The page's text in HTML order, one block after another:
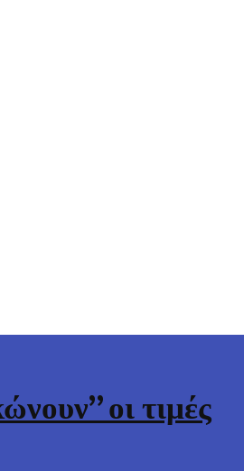
οι τιμές